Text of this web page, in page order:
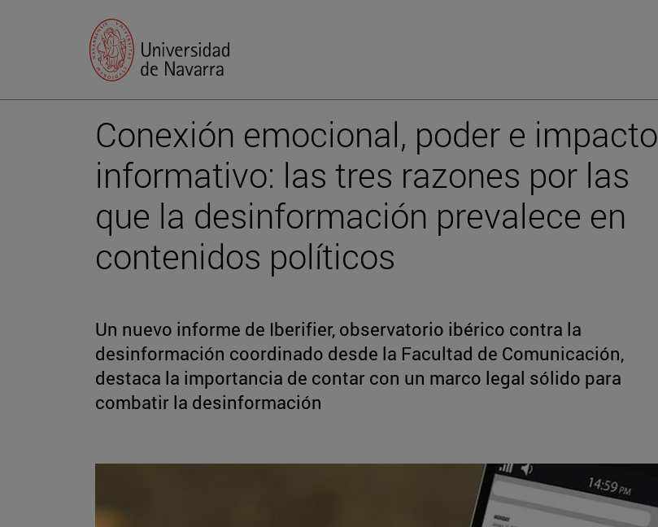
Conexión emocional, poder e impacto
informativo: las tres razones por las
que la desinformación prevalece en
contenidos políticos
Un nuevo informe de Iberifier, observatorio ibérico contra la
desinformación coordinado desde la Facultad de Comunicación,
destaca la importancia de contar con un marco legal sólido para
combatir la desinformación